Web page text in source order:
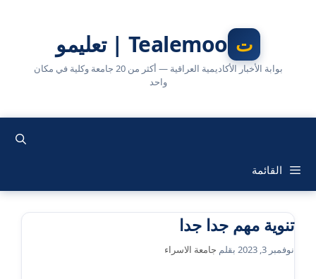
Tealemoo | تعليمو
بوابة الأخبار الأكاديمية العراقية — أكثر من 20 جامعة وكلية في مكان
واحد
القائمة
تنوية مهم جدا جدا
نوفمبر 3, 2023 بقلم جامعة الاسراء